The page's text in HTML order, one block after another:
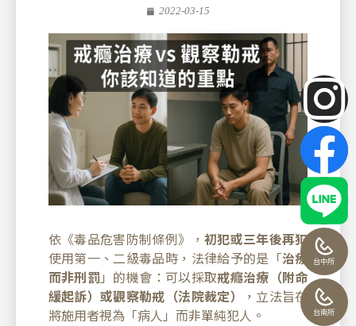
2022-03-15
依《毒品危害防制條例》， 初犯或三年後再犯
使用第一、二級毒品時，法律給予的是「治療
而非刑罰 」的機會：可以採取戒癮治療（附命
緩起訴）或觀察勒戒（法院裁定）
，立法旨在
將施用者視為「病人」而非單純犯人。
台中所
台南所